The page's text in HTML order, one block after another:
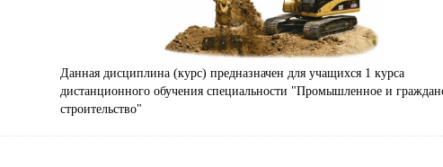
Данная дисциплина (курс) предназначен для учащихся 1 курса
дистанционного обучения специальности "Промышленное и
строительство"